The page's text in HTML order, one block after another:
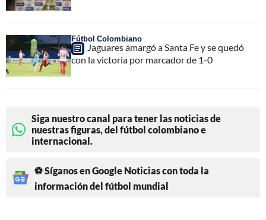
Fútbol Colombiano
Jaguares amargó a Santa Fe y se quedó
con la victoria por marcador de 1-0
Siga nuestro canal para tener las noticias de
nuestras figuras, del fútbol colombiano e
internacional.
⚽ Síganos en Google Noticias con toda la
información del fútbol mundial